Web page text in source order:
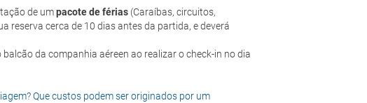
de umpacote de férias (Caraíbas, circuitos,
reserva cerca de 10 dias antes da partida, e deverá
in no dia
Que custos podem ser originados por um